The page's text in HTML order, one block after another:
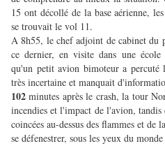
15 ont décollé de la base aérienne,
se trouvait le vol 11.
A 8h55, le chef adjoint de cabinet du
ce dernier, en visite dans une
qu'un petit avion bimoteur a
très incertaine et manquait
102minutes après le crash, la tour
incendies et l'impact de l'avion, tandis
coincées au-dessus des flammes et
se défenestrer, sous les yeux du